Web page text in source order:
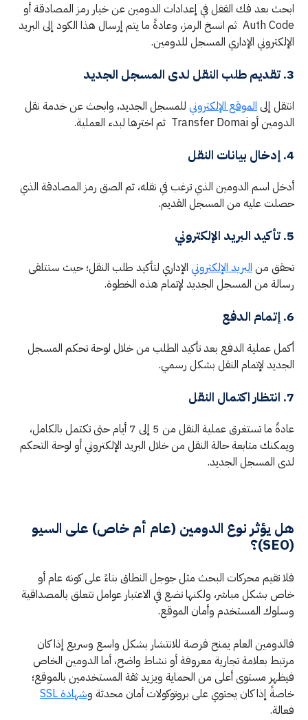
ابحث بعد فك القفل في إعدادات الدومين عن خيار رمز المصادقة أو
Auth Code ثم انسخ الرمز، وعادةً ما يتم إرسال هذا الكود إلى البريد
الإلكتروني الإداري المسجل للدومين.
3. تقديم طلب النقل لدى المسجل الجديد
انتقل إلىالموقع الإلكتروني للمسجل الجديد، وابحث عن خدمة نقل
الدومين أو Transfer Domai ثم اخترها لبدء العملية.
4. إدخال بيانات النقل
أدخل اسم الدومين الذي ترغب في نقله، ثم الصق رمز المصادقة الذي
حصلت عليه من المسجل القديم.
5. تأكيد البريد الإلكتروني
تحقق منالبريد الإلكتروني الإداري لتأكيد طلب النقل؛ حيث ستتلقى
رسالة من المسجل الجديد لإتمام هذه الخطوة.
6. إتمام الدفع
أكمل عملية الدفع بعد تأكيد الطلب من خلال لوحة تحكم المسجل
الجديد لإتمام النقل بشكل رسمي.
7. انتظار اكتمال النقل
عادةً ما تستغرق عملية النقل من 5 إلى 7 أيام حتى تكتمل بالكامل،
ويمكنك متابعة حالة النقل من خلال البريد الإلكتروني أو لوحة التحكم
لدى المسجل الجديد.
هل يؤثر نوع الدومين (عام أم خاص) على السيو
(SEO)؟
فلا تقيم محركات البحث مثل جوجل النطاق بناءً على كونه عام أو
خاص بشكل مباشر، ولكنها تضع في الاعتبار عوامل تتعلق بالمصداقية
وسلوك المستخدم وأمان الموقع.
فالدومين العام يمنح فرصة للانتشار بشكل واسع وسريع إذا كان
مرتبط بعلامة تجارية معروفة أو نشاط واضح، أما الدومين الخاص
فيظهر مستوى أعلى من الحماية ويزيد ثقة المستخدمين بالموقع؛
خاصةً إذا كان يحتوي على بروتوكولات أمان محدثة وشهادة SSL
فعالة.